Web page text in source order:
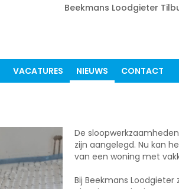
Beekmans Loodgieter
VACATURES NIEUWS CONTACT
De
zijn aangelegd. Nu kan
van een woning met
Bij Beekmans